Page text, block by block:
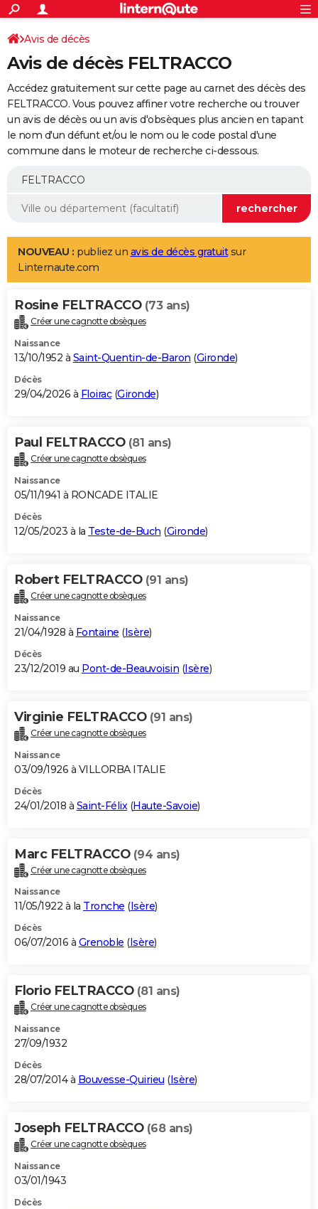
ACTUALITÉS
Politique
Société
Faits Divers
Education
Monde
Villes
+
SPORT
Coupe du monde 2026
Football
Tennis
Cyclisme
Rugby
Forum
Programme TV
TNT
Streaming
Cinéma
Sorties cinéma
Musique
+
FINANCE
Impôts
Immobilier
Risques naturels par ville
Banque
Assurance
Crédit
AUTO
Essais
Réserver un essai
Citadines
Berlines
SUV
Forum auto
+
Mobiles
Meilleur smartphone
Internet
Ordinateurs
Jeux vidéo
Guide high-tech
Aménagement intérieur
LIFESTYLE
Art de vivre
Bien-être
Loisirs
Mode
Modes de vie
Alimentation
Guide de la santé
Maladies
Médicaments
Sommeil
VOYAGE
Destinations
City break
Voyage nature
Voyage de noces
Forum
Climat
+PHOTO
GUIDES D'ACHAT
BONS PLANS
Carte de Noël
Carte Bonne année
Carte Saint-Valentin
Carte Pâques
Carte d'anniversaire
DICTIONNAIRE
Dictionnaire
Biographies
Citations
Expressions
Proverbes
PROGRAMME TV
S'inscrire
Se connecter
Lycées
Collèges
Primaires
Universités
Entreprises
Service militaire
Avis de recherche
AVIS DE DÉCÈS
Bricolage
Lifestyle
Culture
Sport
Auto
Television
Voyage
Cinema
Avis de décès
Avis de décès FELTRACCO
Accédez gratuitement sur cette page au carnet des décès des
FELTRACCO. Vous pouvez affiner votre recherche ou trouver
un avis de décès ou un avis d'obsèques plus ancien en tapant
le nom d'un défunt et/ou le nom ou le code postal d'une
commune dans le moteur de recherche ci-dessous.
NOUVEAU : publiez un avis de décès gratuitsur
Linternaute.com
Rosine FELTRACCO (73 ans)
Créer une cagnotte obsèques
Naissance
13/10/1952 à Saint-Quentin-de-Baron (Gironde)
Décès
29/04/2026 à Floirac(Gironde)
Paul FELTRACCO (81 ans)
Créer une cagnotte obsèques
Naissance
05/11/1941 à RONCADE ITALIE
Décès
12/05/2023 à la Teste-de-Buch (Gironde)
Robert FELTRACCO (91 ans)
Créer une cagnotte obsèques
Naissance
21/04/1928 à Fontaine (Isère)
Décès
23/12/2019 au Pont-de-Beauvoisin (Isère)
Virginie FELTRACCO (91 ans)
Créer une cagnotte obsèques
Naissance
03/09/1926 à VILLORBA ITALIE
Décès
24/01/2018 à Saint-Félix (Haute-Savoie)
Marc FELTRACCO (94 ans)
Créer une cagnotte obsèques
Naissance
11/05/1922 à la Tronche (Isère)
Décès
06/07/2016 à Grenoble (Isère)
Florio FELTRACCO (81 ans)
Créer une cagnotte obsèques
Naissance
27/09/1932
Décès
28/07/2014 à Bouvesse-Quirieu (Isère)
Joseph FELTRACCO (68 ans)
Créer une cagnotte obsèques
Naissance
03/01/1943
Décès